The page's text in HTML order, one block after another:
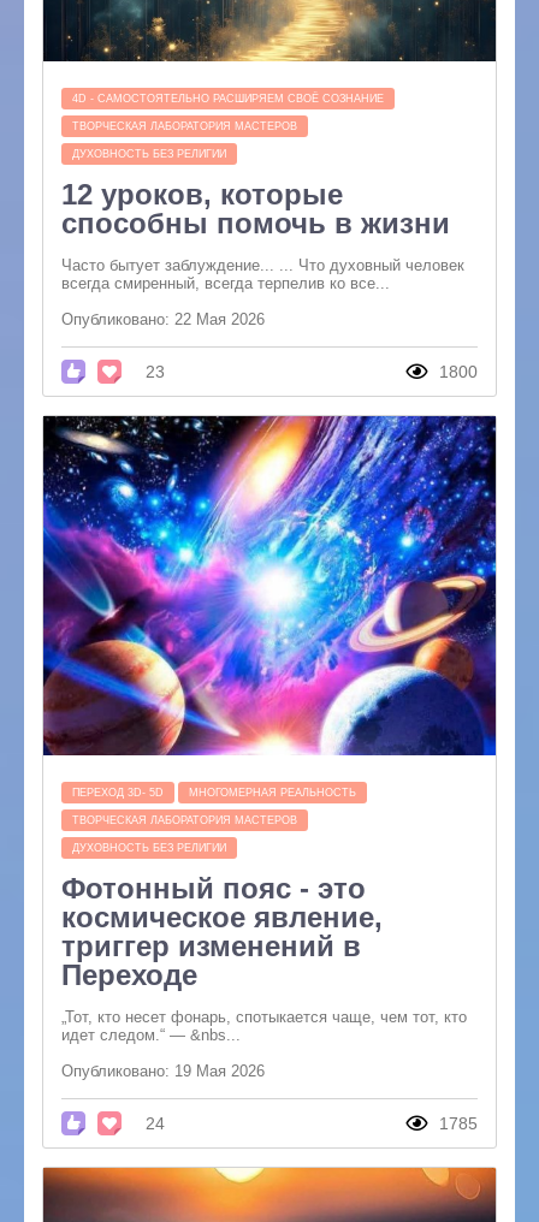
4D - САМОСТОЯТЕЛЬНО РАСШИРЯЕМ СВОЁ СОЗНАНИЕ
ТВОРЧЕСКАЯ ЛАБОРАТОРИЯ МАСТЕРОВ
ДУХОВНОСТЬ БЕЗ РЕЛИГИИ
12 уроков, которые
способны помочь в жизни
Часто бытует заблуждение... ... Что духовный человек
всегда смиренный, всегда терпелив ко все...
Опубликовано: 22 Мая 2026
23 1800
ПЕРЕХОД 3D- 5D МНОГОМЕРНАЯ РЕАЛЬНОСТЬ
ТВОРЧЕСКАЯ ЛАБОРАТОРИЯ МАСТЕРОВ
ДУХОВНОСТЬ БЕЗ РЕЛИГИИ
Фотонный пояс - это
космическое явление,
триггер изменений в
Переходе
„Тот, кто несет фонарь, спотыкается чаще, чем тот, кто
идет следом.“ — &nbs...
Опубликовано: 19 Мая 2026
24 1785